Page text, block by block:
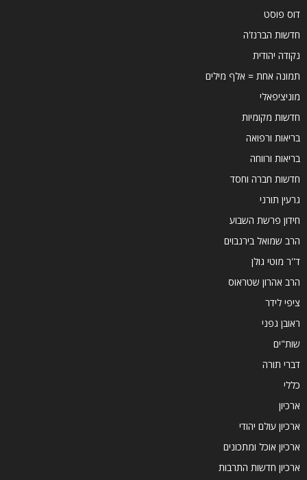
דוס פוסט
חדשות הברנז'ה
נקודה יהודית
תמונה אחת = אלף מילים
מוניציפאלי
חדשות מקומיות
בריאות ורפואה
בריאות ורווחה
חדשות חברה וחסד
גרעין תורני
חידון פרשת השבוע
הרב שמואל בירנבוים
ד''ר מוטי גולן
הרב אהרון שטראוס
ציפי לידר
ראובן גפני
שות"ים
דברי תורה
כללי
ארכיון
ארכיון עולם יהודי
ארכיון אוכל ומתכונים
ארכיון חדשות התרבות